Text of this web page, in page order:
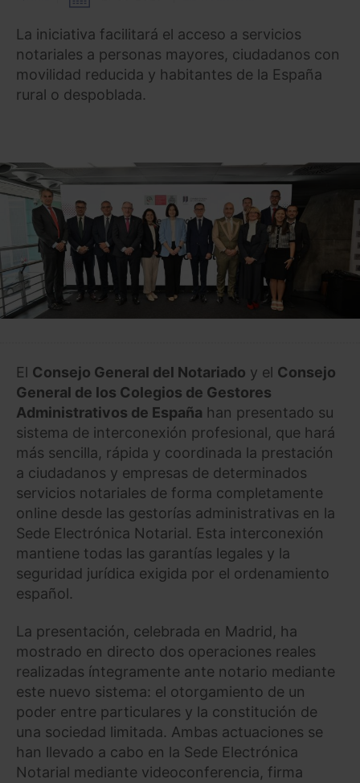
La iniciativa facilitará el acceso a servicios
notariales a personas mayores, ciudadanos con
movilidad reducida y habitantes de la España
rural o despoblada.
El Consejo General del Notariado y el Consejo
General de los Colegios de Gestores
Administrativos de España han presentado su
sistema de interconexión profesional, que hará
más sencilla, rápida y coordinada la prestación
a ciudadanos y empresas de determinados
servicios notariales de forma completamente
online desde las gestorías administrativas en la
Sede Electrónica Notarial. Esta interconexión
mantiene todas las garantías legales y la
seguridad jurídica exigida por el ordenamiento
español.
La presentación, celebrada en Madrid, ha
mostrado en directo dos operaciones reales
realizadas íntegramente ante notario mediante
este nuevo sistema: el otorgamiento de un
poder entre particulares y la constitución de
una sociedad limitada. Ambas actuaciones se
han llevado a cabo en la Sede Electrónica
Notarial mediante videoconferencia, firma